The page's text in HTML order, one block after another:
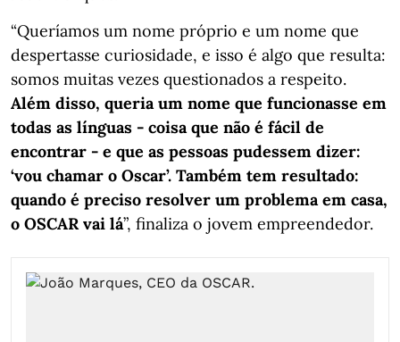
“Queríamos um nome próprio e um nome que
despertasse curiosidade, e isso é algo que resulta:
somos muitas vezes questionados a respeito.
Além disso, queria um nome que funcionasse em
todas as línguas - coisa que não é fácil de
encontrar - e que as pessoas pudessem dizer:
‘vou chamar o Oscar’. Também tem resultado:
quando é preciso resolver um problema em casa,
o OSCAR vai lá”, finaliza o jovem empreendedor.